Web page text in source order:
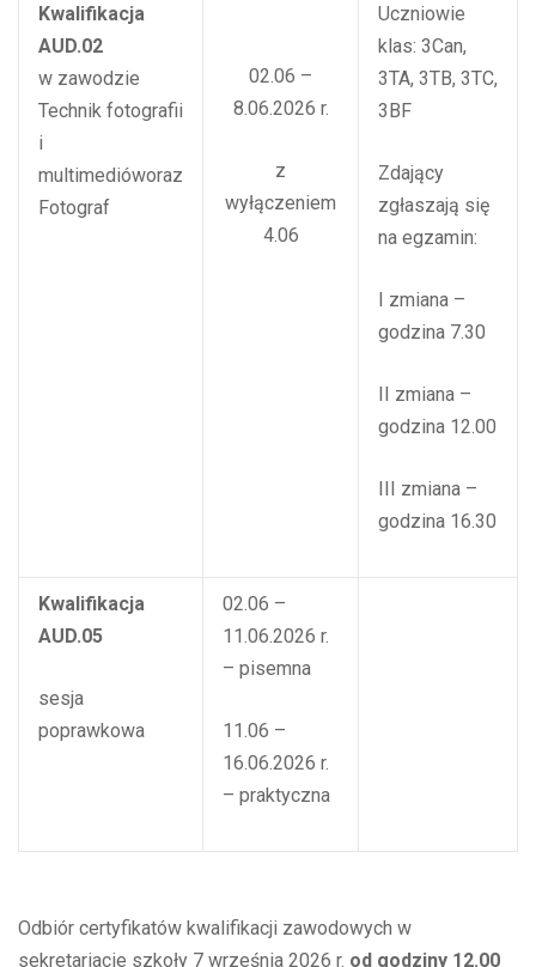
Kwalifikacja
AUD.02
w zawodzie
Technik fotografii
i
multimedióworaz
Fotograf
02.06 –
8.06.2026 r.
z
wyłączeniem
4.06
Uczniowie
klas: 3Can,
3TA, 3TB, 3TC,
3BF
Zdający
zgłaszają się
na egzamin:
I zmiana –
godzina 7.30
II zmiana –
godzina 12.00
III zmiana –
godzina 16.30
Kwalifikacja
AUD.05
sesja
poprawkowa
02.06 –
11.06.2026 r.
– pisemna
11.06 –
16.06.2026 r.
– praktyczna
Odbiór certyfikatów kwalifikacji zawodowych w
sekretariacie szkoły 7 września 2026 r. od godziny 12.00